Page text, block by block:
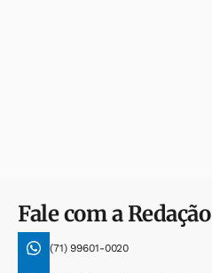
Fale com a Redação
(71) 99601-0020